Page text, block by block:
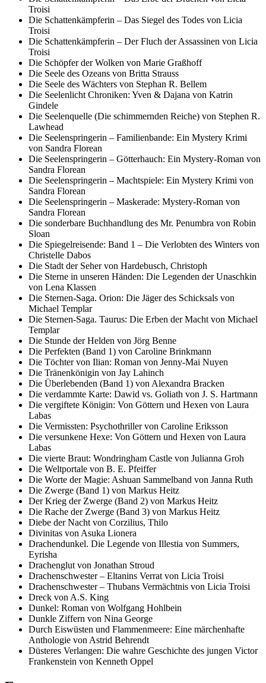
Troisi
Die Schattenkämpferin – Das Siegel des Todes von Licia
Troisi
Die Schattenkämpferin – Der Fluch der Assassinen von Licia
Troisi
Die Schöpfer der Wolken von Marie Graßhoff
Die Seele des Ozeans von Britta Strauss
Die Seele des Wächters von Stephan R. Bellem
Die Seelenlicht Chroniken: Yven & Dajana von Katrin
Gindele
Die Seelenquelle (Die schimmernden Reiche) von Stephen R.
Lawhead
Die Seelenspringerin – Familienbande: Ein Mystery Krimi
von Sandra Florean
Die Seelenspringerin – Götterhauch: Ein Mystery-Roman von
Sandra Florean
Die Seelenspringerin – Machtspiele: Ein Mystery Krimi von
Sandra Florean
Die Seelenspringerin – Maskerade: Mystery-Roman von
Sandra Florean
Die sonderbare Buchhandlung des Mr. Penumbra von Robin
Sloan
Die Spiegelreisende: Band 1 – Die Verlobten des Winters von
Christelle Dabos
Die Stadt der Seher von Hardebusch, Christoph
Die Sterne in unseren Händen: Die Legenden der Unaschkin
von Lena Klassen
Die Sternen-Saga. Orion: Die Jäger des Schicksals von
Michael Templar
Die Sternen-Saga. Taurus: Die Erben der Macht von Michael
Templar
Die Stunde der Helden von Jörg Benne
Die Perfekten (Band 1) von Caroline Brinkmann
Die Töchter von Ilian: Roman von Jenny-Mai Nuyen
Die Tränenkönigin von Jay Lahinch
Die Überlebenden (Band 1) von Alexandra Bracken
Die verdammte Karte: Dawid vs. Goliath von J. S. Hartmann
Die vergiftete Königin: Von Göttern und Hexen von Laura
Labas
Die Vermissten: Psychothriller von Caroline Eriksson
Die versunkene Hexe: Von Göttern und Hexen von Laura
Labas
Die vierte Braut: Wondringham Castle von Julianna Groh
Die Weltportale von B. E. Pfeiffer
Die Worte der Magie: Ashuan Sammelband von Janna Ruth
Die Zwerge (Band 1) von Markus Heitz
Der Krieg der Zwerge (Band 2) von Markus Heitz
Die Rache der Zwerge (Band 3) von Markus Heitz
Diebe der Nacht von Corzilius, Thilo
Divinitas von Asuka Lionera
Drachendunkel. Die Legende von Illestia von Summers,
Eyrisha
Drachenglut von Jonathan Stroud
Drachenschwester – Eltanins Verrat von Licia Troisi
Drachenschwester – Thubans Vermächtnis von Licia Troisi
Dreck von A.S. King
Dunkel: Roman von Wolfgang Hohlbein
Dunkle Ziffern von Nina George
Durch Eiswüsten und Flammenmeere: Eine märchenhafte
Anthologie von Astrid Behrendt
Düsteres Verlangen: Die wahre Geschichte des jungen Victor
Frankenstein von Kenneth Oppel